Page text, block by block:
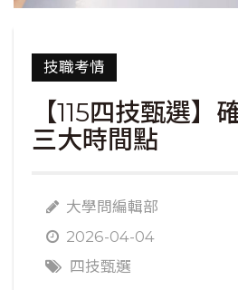
技職考情
【115四技甄選】
三大時間點
大學問編輯部
2026-04-04
四技甄選